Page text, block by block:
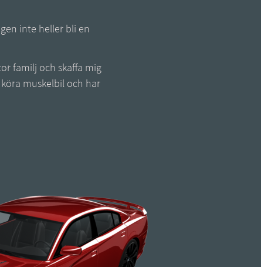
inte heller bli en
familj och skaffa mig
muskelbil och har